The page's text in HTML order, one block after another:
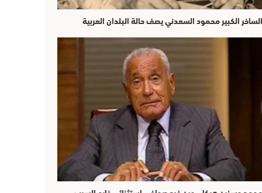
الساخر الكبير محمود السعدني يصف حالة البلدان العربية